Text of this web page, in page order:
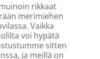
rikkaat
merimiehen
Vaikka
voi hypätä
sitten
ja meillä on